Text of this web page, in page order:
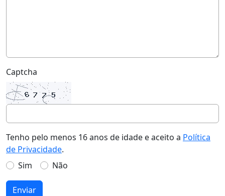
Captcha
Tenho pelo menos 16 anos de idade e aceito a Política
de Privacidade.
Sim
Não
Enviar